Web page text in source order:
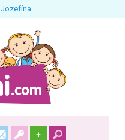
Jozefína
+